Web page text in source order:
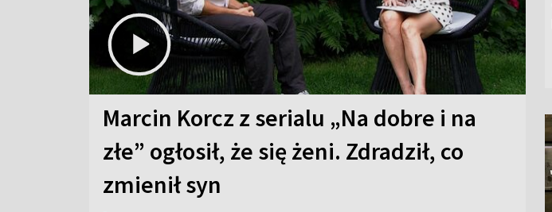
Marcin Korcz z serialu „Na dobre i na
złe” ogłosił, że się żeni. Zdradził, co
zmienił syn